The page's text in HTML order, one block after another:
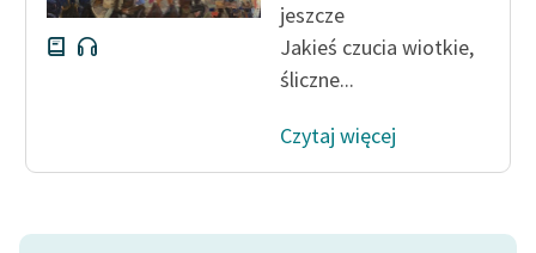
jeszcze
Jakieś czucia wiotkie,
śliczne...
Czytaj więcej